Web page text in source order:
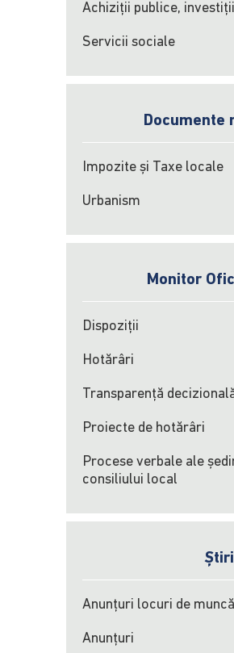
Achiziţii publice, investiţii
Servicii sociale
Documente
Impozite şi Taxe locale
Urbanism
Monitor
Dispoziții
Hotărâri
Transparență
Proiecte de hotărâri
Procese verbale ale
consiliului local
Știri
Anunțuri locuri de muncă
Anunțuri